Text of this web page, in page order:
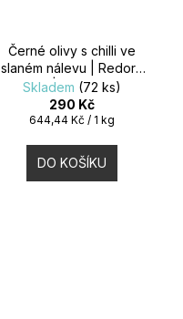
Černé olivy s chilli ve
slaném nálevu | Redoro
| 450g
Skladem (72 ks)
290 Kč
Měrná
644,44 Kč / 1 kg
DO KOŠÍKU